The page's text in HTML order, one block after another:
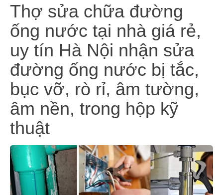
Thợ sửa chữa đường
ống nước tại nhà giá rẻ,
uy tín Hà Nội nhận sửa
đường ống nước bị tắc,
bục vỡ, rò rỉ, âm tường,
âm nền, trong hộp kỹ
thuật